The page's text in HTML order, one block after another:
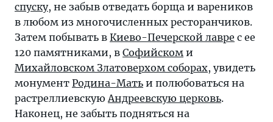
спуску, не забыв отведать борща и вареников
в любом из многочисленных ресторанчиков.
Затем побывать в Киево-Печерской лавре с ее
120 памятниками, в Софийском и
Михайловском Златоверхом соборах, увидеть
монумент Родина-Мать и полюбоваться на
растреллиевскуюАндреевскую церковь.
Наконец, не забыть подняться на